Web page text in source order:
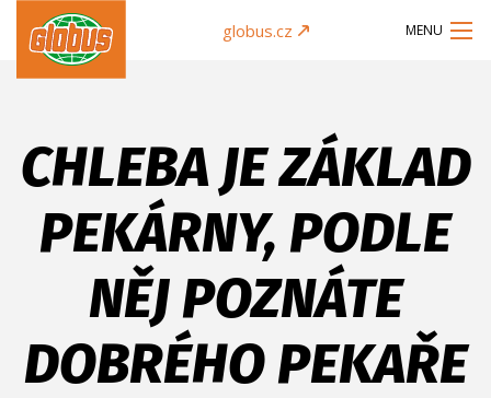
globus.cz MENU
CHLEBA JE ZÁKLAD
PEKÁRNY, PODLE
NĚJ POZNÁTE
DOBRÉHO PEKAŘE